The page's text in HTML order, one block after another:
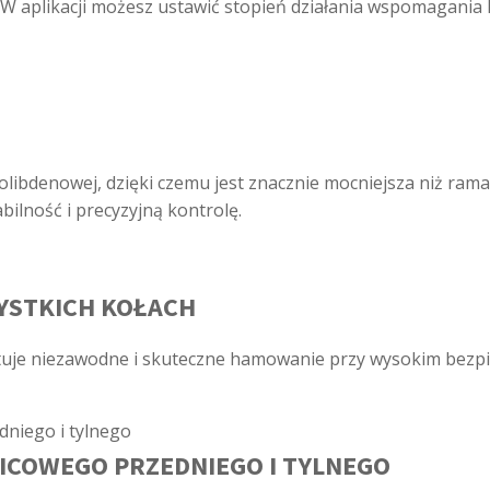
aplikacji możesz ustawić stopień działania wspomagania
dzięki czemu jest znacznie mocniejsza niż
i precyzyjną kontrolę.
KOŁACH
niezawodne i skuteczne hamowanie przy wysokim
PRZEDNIEGO I TYLNEGO